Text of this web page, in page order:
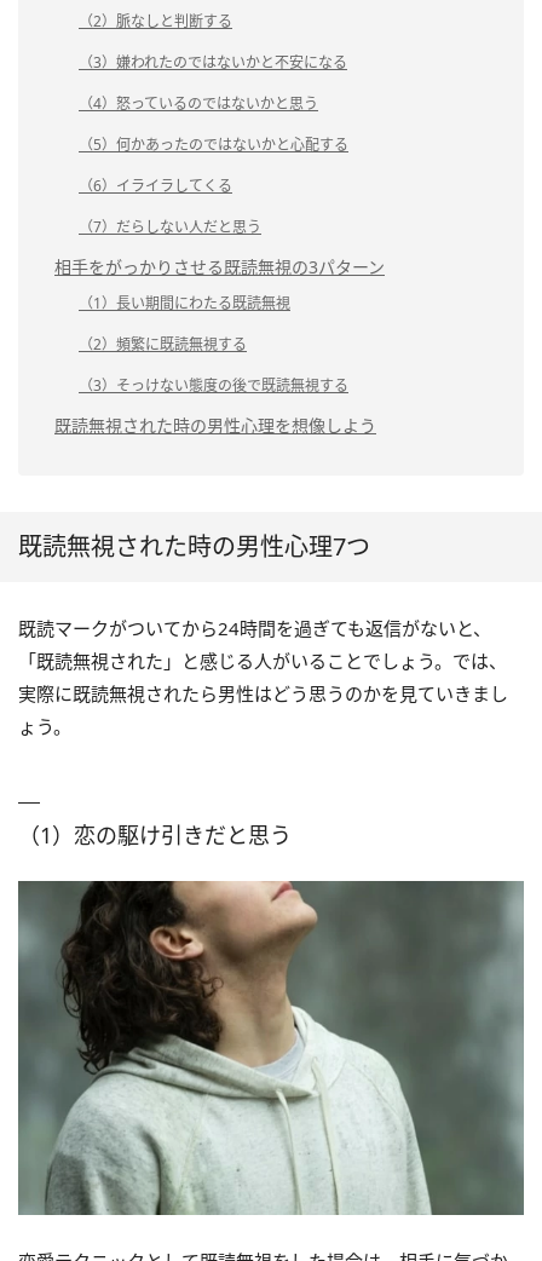
（2）脈なしと判断する
（3）嫌われたのではないかと不安になる
（4）怒っているのではないかと思う
（5）何かあったのではないかと心配する
（6）イライラしてくる
（7）だらしない人だと思う
相手をがっかりさせる既読無視の3パターン
（1）長い期間にわたる既読無視
（2）頻繁に既読無視する
（3）そっけない態度の後で既読無視する
既読無視された時の男性心理を想像しよう
既読無視された時の男性心理7つ
既読マークがついてから24時間を過ぎても返信がないと、
「既読無視された」と感じる人がいることでしょう。では、
実際に既読無視されたら男性はどう思うのかを見ていきまし
ょう。
（1）恋の駆け引きだと思う